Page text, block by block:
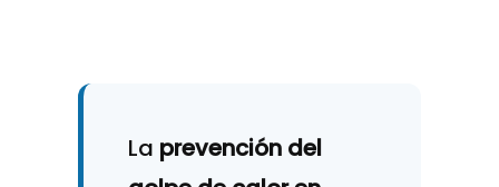
La prevención del